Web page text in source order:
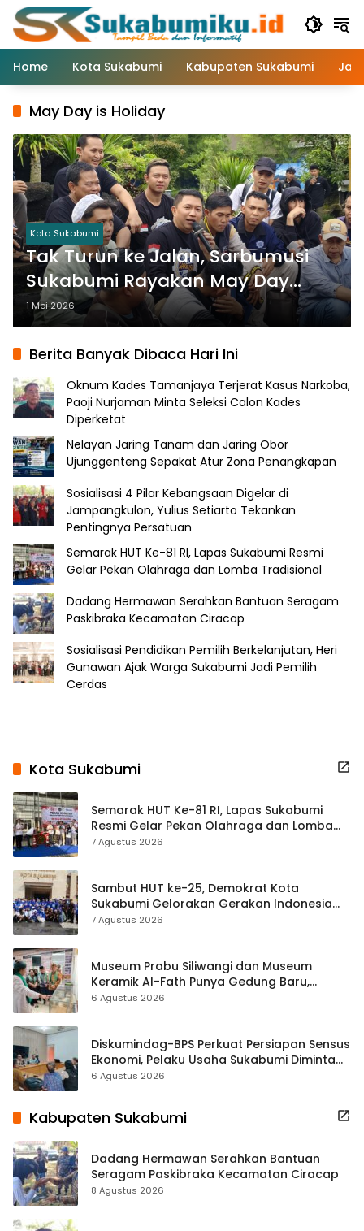
Langsung
konten
Home
Kota Sukabumi Kabupaten Sukabumi
May Day is Holiday
Kota Sukabumi
Tak Turun ke Jalan, Sarbumusi
Sukabumi Rayakan May Day
dengan Konsep Liburan di Kota
Sukabumi
1 Mei 2026
Berita Banyak Dibaca Hari Ini
Oknum Kades Tamanjaya Terjerat Kasus Narkoba,
Paoji Nurjaman Minta Seleksi Calon Kades
Diperketat
Nelayan Jaring Tanam dan Jaring Obor
Ujunggenteng Sepakat Atur Zona Penangkapan
Sosialisasi 4 Pilar Kebangsaan Digelar di
Jampangkulon, Yulius Setiarto Tekankan
Pentingnya Persatuan
Semarak HUT Ke-81 RI, Lapas Sukabumi Resmi
Gelar Pekan Olahraga dan Lomba Tradisional
Dadang Hermawan Serahkan Bantuan Seragam
Paskibraka Kecamatan Ciracap
Sosialisasi Pendidikan Pemilih Berkelanjutan, Heri
Gunawan Ajak Warga Sukabumi Jadi Pemilih
Cerdas
Kota Sukabumi
Semarak HUT Ke-81 RI, Lapas Sukabumi
Resmi Gelar Pekan Olahraga dan Lomba
Tradisional
7 Agustus 2026
Sambut HUT ke-25, Demokrat Kota
Sukabumi Gelorakan Gerakan Indonesia
ASRI Lewat Aksi Bersih Masjid Agung
7 Agustus 2026
Museum Prabu Siliwangi dan Museum
Keramik Al-Fath Punya Gedung Baru,
Hampir 500 Koleksi Dipisahkan
6 Agustus 2026
Diskumindag-BPS Perkuat Persiapan Sensus
Ekonomi, Pelaku Usaha Sukabumi Diminta
Terbuka Beri Data
6 Agustus 2026
Kabupaten Sukabumi
Dadang Hermawan Serahkan Bantuan
Seragam Paskibraka Kecamatan Ciracap
8 Agustus 2026